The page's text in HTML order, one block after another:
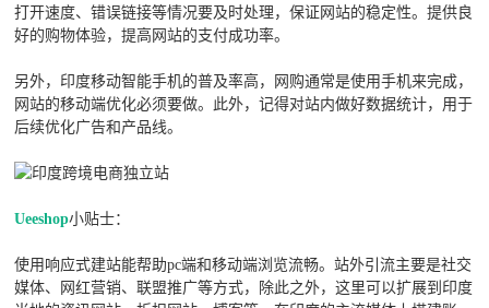
打开速度、错误链接等情况要及时处理，保证网站的稳定性。提供良
好的购物体验，提高网站的支付成功率。
另外，印度移动智能手机的普及率高，网购通常是使用手机来完成，
网站的移动端优化必须要做。此外，记得对站内做好数据统计，用于
后续优化广告和产品线。
Ueeshop小贴士：
使用响应式建站能帮助pc端和移动端浏览流畅。站外引流主要是社交
媒体、网红营销、联盟推广等方式，除此之外，这里可以扩展到印度